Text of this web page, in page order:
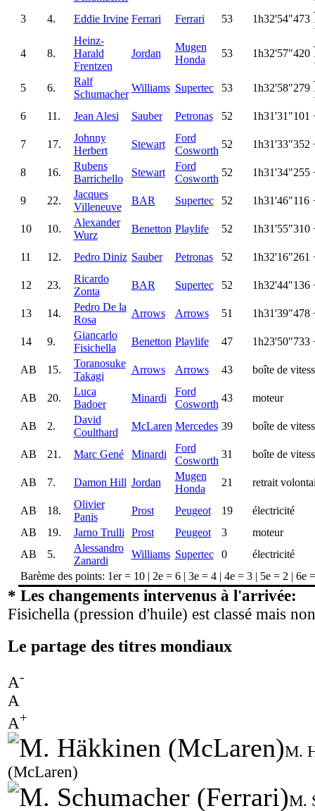
3
4. Eddie Irvine Ferrari Ferrari 53 1h32'54"473
4 8.
Heinz-
Harald
Frentzen
Jordan
Mugen
Honda
53 1h32'57"420
5 6.
Ralf
Schumacher
Williams Supertec 53 1h32'58"279
6
11. Jean Alesi Sauber Petronas 52 1h31'31"101
7 17.
Johnny
Herbert
Stewart
Ford
Cosworth
52 1h31'33"352
8 16.
Rubens
Barrichello
Stewart
Ford
Cosworth
52 1h31'34"255
9 22.
Jacques
Villeneuve
BAR Supertec 52 1h31'46"116
10 10.
Alexander
Wurz
Benetton Playlife 52 1h31'55"310
11 12. Pedro Diniz Sauber Petronas 52 1h32'16"261
12 23.
Ricardo
Zonta
BAR Supertec 52 1h32'44"136
13 14.
Pedro De la
Rosa
Arrows Arrows 51 1h31'39"478
14 9.
Giancarlo
Fisichella
Benetton Playlife 47 1h23'50"733
AB 15.
Toranosuke
Takagi
Arrows Arrows 43 boîte de
AB 20.
Luca
Badoer
Minardi
Ford
Cosworth
43 moteur
AB 2.
David
Coulthard
McLaren Mercedes 39 boîte de
AB 21. Marc Gené Minardi
Ford
Cosworth
31 boîte de
AB 7. Damon Hill Jordan
Mugen
Honda
21 retrait
AB 18.
Olivier
Panis
Prost Peugeot 19
électricité
AB
19. Jarno Trulli Prost Peugeot 3
moteur
AB
5.
Alessandro
Zanardi
Williams Supertec 0
électricité
Barème des points: 1er = 10 | 2e = 6 | 3e = 4 | 4e = 3 | 5e = 2 | 6e
* Les changements intervenus à l'arrivée:
Fisichella (pression d'huile) est classé mais
Le partage des titres mondiaux
A-
A
A+
M.
(McLaren)
M.